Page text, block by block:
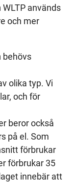
används
och mer
behövs
olika typ. Vi
och för
beror också
på el. Som
förbrukar
förbrukar 35
innebär att